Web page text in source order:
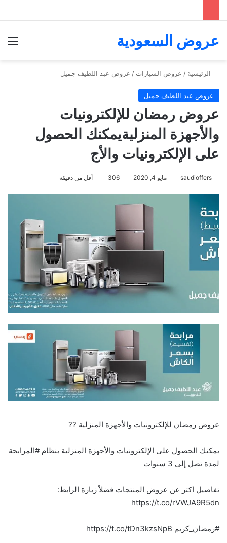
عروض السعودية
الرئيسية / عروض السيارات / عروض عبد اللطيف جميل
عروض عبد اللطيف جميل
عروض رمضان للإلكترونيات
والأجهزة المنزليةيمكنك الحصول
على الإلكترونيات والأج
saudioffers مايو 4, 2020 306 أقل من دقيقة
عروض رمضان للإلكترونيات والأجهزة المنزلية ??
يمكنك الحصول على الإلكترونيات والأجهزة المنزلية بنظام #المرابحة
لمدة تصل إلى 3 سنوات
تفاصيل اكثر عن عروض المنتجات فضلاً زيارة الرابط:
https://t.co/rVWJA9R5dn
#رمضان_كريم https://t.co/tDn3kzsNpB